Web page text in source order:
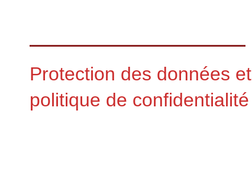
Protection des données et
politique de confidentialité